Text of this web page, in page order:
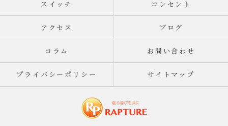
スイッチ コンセント
アクセス ブログ
コラム お問い合わせ
プライバシーポリシー サイトマップ